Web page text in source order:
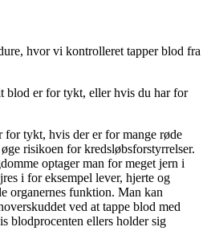
hvor vi kontrolleret tapper blod fra
blod er for tykt, eller hvis du har for
for tykt, hvis der er for mange røde
risikoen for kredsløbsforstyrrelser.
optager man for meget jern i
i for eksempel lever, hjerte og
organernes funktion. Man kan
ved at tappe blod med
blodprocenten ellers holder sig